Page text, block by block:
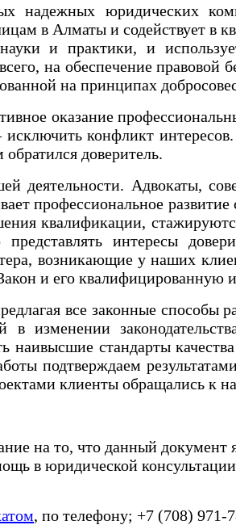
надежных юридических
в Алматы и содействует в
и практики, и
на обеспечение правовой
на принципах
оказание
конфликт
доверитель.
деятельности. Адвокаты,
профессиональное
квалификации,
интересы
возникающие у наших
и его квалифицированную
все законные способы
наивысшие стандарты
подтверждаем
клиенты обращались к
на то, что данный документ
в юридической
, по телефону; +7 (708) 971-